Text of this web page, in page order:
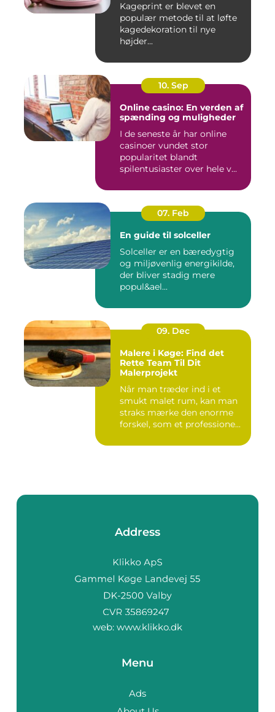
Kageprint er blevet en
populær metode til at løfte
kagedekoration til nye
højder...
10. Sep
Online casino: En verden af
spænding og muligheder
I de seneste år har online
casinoer vundet stor
popularitet blandt
spilentusiaster over hele v...
07. Feb
En guide til solceller
Solceller er en bæredygtig
og miljøvenlig energikilde,
der bliver stadig mere
popul&ael...
09. Dec
Malere i Køge: Find det
Rette Team Til Dit
Malerprojekt
Når man træder ind i et
smukt malet rum, kan man
straks mærke den enorme
forskel, som et professione...
Address
web: www.klikko.dk
Menu
Ads